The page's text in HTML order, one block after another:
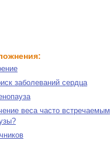
заболеваний сердца
веса часто встречаемым